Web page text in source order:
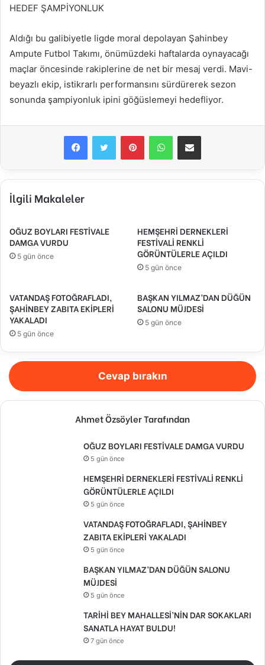
HEDEF ŞAMPİYONLUK
Aldığı bu galibiyetle ligde moral depolayan Şahinbey
Ampute Futbol Takımı, önümüzdeki haftalarda oynayacağı
maçlar öncesinde rakiplerine de net bir mesaj verdi. Mavi-
beyazlı ekip, istikrarlı performansını sürdürerek sezon
sonunda şampiyonluk ipini göğüslemeyi hedefliyor.
FacebookTwitter PinterestWhatsAppE-Posta ile paylaş
İlgili Makaleler
OĞUZ BOYLARI FESTİVALE
DAMGA VURDU
5 gün önce
HEMŞEHRİ DERNEKLERİ
FESTİVALİ RENKLİ
GÖRÜNTÜLERLE AÇILDI
5 gün önce
VATANDAŞ FOTOĞRAFLADI,
ŞAHİNBEY ZABITA EKİPLERİ
YAKALADI
5 gün önce
BAŞKAN YILMAZ’DAN DÜĞÜN
SALONU MÜJDESİ
5 gün önce
Cevap bırakın
Ahmet Özsöyler Tarafından
OĞUZ BOYLARI FESTİVALE DAMGA VURDU
5 gün önce
HEMŞEHRİ DERNEKLERİ FESTİVALİ RENKLİ
GÖRÜNTÜLERLE AÇILDI
5 gün önce
VATANDAŞ FOTOĞRAFLADI, ŞAHİNBEY
ZABITA EKİPLERİ YAKALADI
5 gün önce
BAŞKAN YILMAZ’DAN DÜĞÜN SALONU
MÜJDESİ
5 gün önce
TARİHİ BEY MAHALLESİ’NİN DAR SOKAKLARI
SANATLA HAYAT BULDU!
7 gün önce